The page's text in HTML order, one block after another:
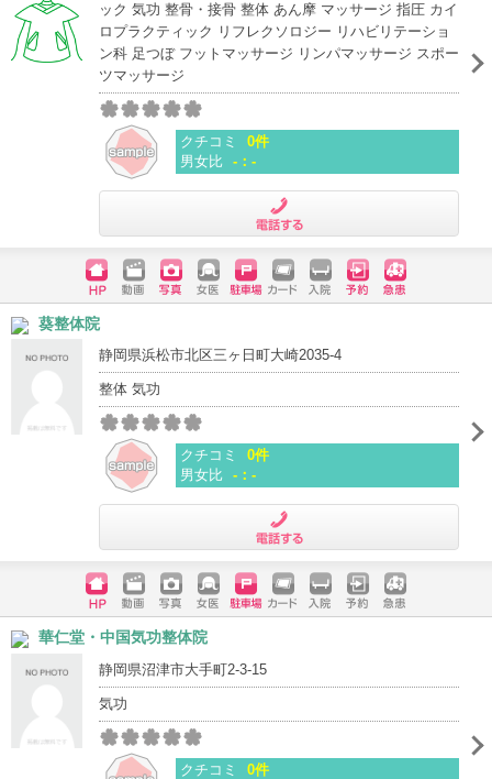
ック 気功 整骨・接骨 整体 あん摩 マッサージ 指圧 カイ
ロプラクティック リフレクソロジー リハビリテーショ
ン科 足つぼ フットマッサージ リンパマッサージ スポー
ツマッサージ
クチコミ
0件
男女比 -：-
ホームペ
ージ
動画 写真 女医 駐車場
クレジッ
入院 予約 急患
葵整体院
静岡県浜松市北区三ヶ日町大崎2035-4
整体 気功
クチコミ
0件
男女比 -：-
ホームペ
ージ
動画 写真 女医 駐車場
クレジッ
入院 予約 急患
華仁堂・中国気功整体院
静岡県沼津市大手町2-3-15
気功
クチコミ
0件